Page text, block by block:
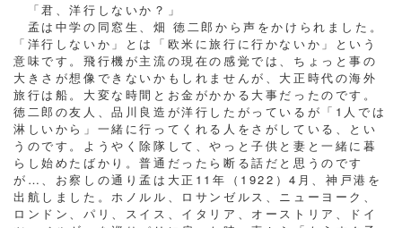
「君、洋行しないか？」
孟は中学の同窓生、畑 徳二郎から声をかけられました。
「洋行しないか」とは「欧米に旅行に行かないか」という
意味です。飛行機が主流の現在の感覚では、ちょっと事の
大きさが想像できないかもしれませんが、大正時代の海外
旅行は船。大変な時間とお金がかかる大事だったのです。
徳二郎の友人、品川良造が洋行したがっているが「1人では
淋しいから」一緒に行ってくれる人をさがしている、とい
うのです。ようやく除隊して、やっと子供と妻と一緒に暮
らし始めたばかり。普通だったら断る話だと思うのです
が…、お察しの通り孟は大正11年（1922）4月、神戸港を
出航しました。ホノルル、ロサンゼルス、ニューヨーク、
ロンドン、パリ、スイス、イタリア、オーストリア、ドイ